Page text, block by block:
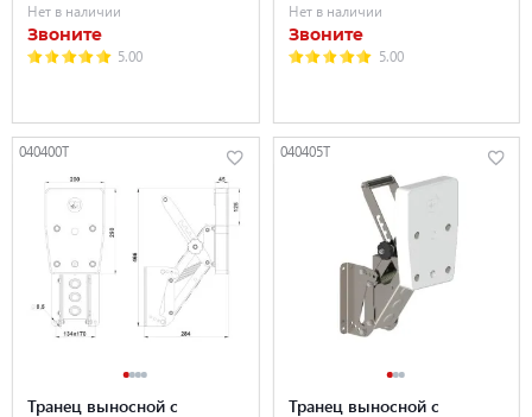
Нет в наличии
Звоните
5.00
Нет в наличии
Звоните
5.00
040400T
Транец выносной с
040405T
Транец выносной с